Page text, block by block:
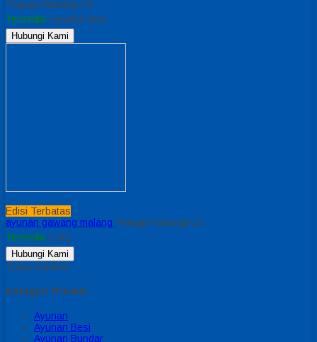
*Harga Hubungi CS
Tersedia / produk besi
Hubungi Kami
Edisi Terbatas
ayunan gawang malang *Harga Hubungi CS
Tersedia / 102
Hubungi Kami
Tutup Sidebar
Kategori Produk
Ayunan
Ayunan Besi
Ayunan Bundar